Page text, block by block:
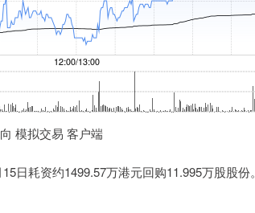
模拟交易 客户端
耗资约1499.57万港元回购11.995万股股份。